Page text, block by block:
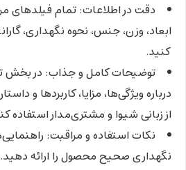
دقت در اطلاعات:تمام فیلدهای
ابعاد، وزن، جنس، نحوه نگهداری،
کنید.
توضیحات کامل و جذاب: در بخش
درباره ویژگی‌ها، مزایا، کاربردها و
از زبانی شیوا و مشتری‌مدار استفاده
نکات استفاده و مراقبت:
نگهداری صحیح محصول را ارائه دهید.